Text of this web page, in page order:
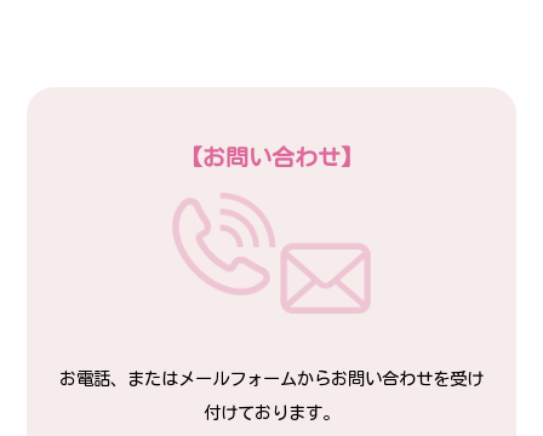
【お問い合わせ】
お電話、またはメールフォームからお問い合わせを受け
付けております。